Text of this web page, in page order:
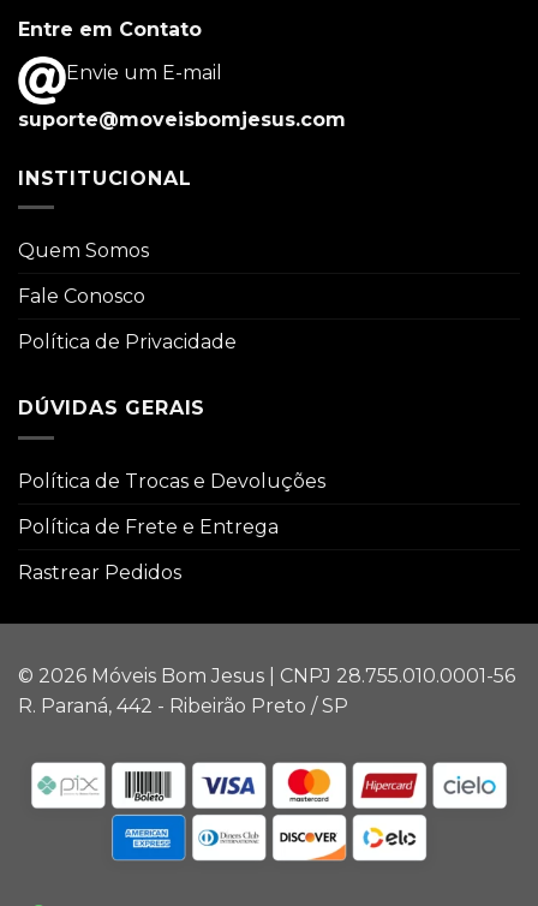
Entre em Contato
Envie um E-mail
suporte@moveisbomjesus.com
INSTITUCIONAL
Quem Somos
Fale Conosco
Política de Privacidade
DÚVIDAS GERAIS
Política de Trocas e Devoluções
Política de Frete e Entrega
Rastrear Pedidos
© 2026 Móveis Bom Jesus | CNPJ 28.755.010.0001-56
R. Paraná, 442 - Ribeirão Preto / SP